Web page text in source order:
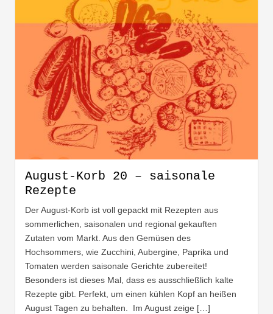
August-Korb 20 – saisonale
Rezepte
Der August-Korb ist voll gepackt mit Rezepten aus
sommerlichen, saisonalen und regional gekauften
Zutaten vom Markt. Aus den Gemüsen des
Hochsommers, wie Zucchini, Aubergine, Paprika und
Tomaten werden saisonale Gerichte zubereitet!
Besonders ist dieses Mal, dass es ausschließlich kalte
Rezepte gibt. Perfekt, um einen kühlen Kopf an heißen
August Tagen zu behalten. Im August zeige […]